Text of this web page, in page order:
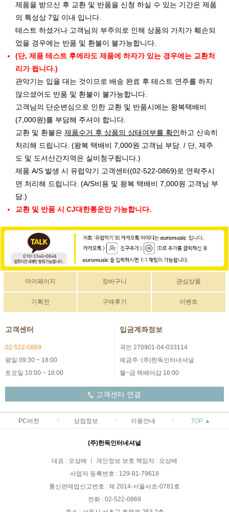
제품을 받으신 후 교환 및 반품을 신청 하실 수 있는 기간은 제품
의 특성상 7일 이내 입니다.
테스트 하셨거나 고객님의 부주의로 인해 상품의 가치가 훼손되
었을 경우에는 반품 및 환불이 불가능합니다.
(단, 제품 테스트 후에라도 제품에 하자가 있는 경우에는 교환처
리가 됩니다.)
관악기는 입을 대는 것이므로 배송 완료 후 테스트 연주를 하지
않으셨어도 반품 및 환불이 불가능합니다.
고객님의 단순변심으로 인한 교환 및 반품시에는 왕복택배비
(7,000원)를 부담해 주셔야 합니다.
교환 및 환불은 제품수거 후 상품의 상태여부를 확인하고 신속히
처리해 드립니다. (왕복 택배비 7,000원 고객님 부담. / 단, 제주
도 및 도서산간지역은 실비청구됩니다.)
제품 A/S 발생 시 유럽악기 고객센터(02-522-0869)로 연락주시
면 처리해 드립니다. (A/S비용 및 왕복 택배비 7,000원 고객님 부
담.)
교환 및 반품 시 CJ대한통운만 가능합니다.
마이페이지 장바구니 관심상품
기획전 구매후기 이벤트
고객센터
02-522-0869
평일 09:30 ~ 18:00
토요일 10:00 ~ 18:00
입금계좌정보
국민 270901-04-033114
예금주: (주)한독인터네셔널
월~금 택배마감 16:00
고객센터 연결
PC버전 상점정보 이용안내 TOP ▲
(주)한독인터네셔널
대표 : 오상배 ㅣ 개인정보 보호 책임자 : 오상배
사업자 등록번호 : 129-81-79618
통신판매업신고번호 : 제 2014-서울서초-0781호
전화 : 02-522-0869